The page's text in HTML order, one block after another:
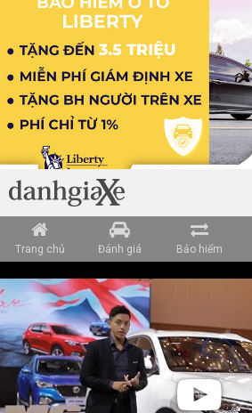
Trang chủ Đánh giá Bảo hiểm